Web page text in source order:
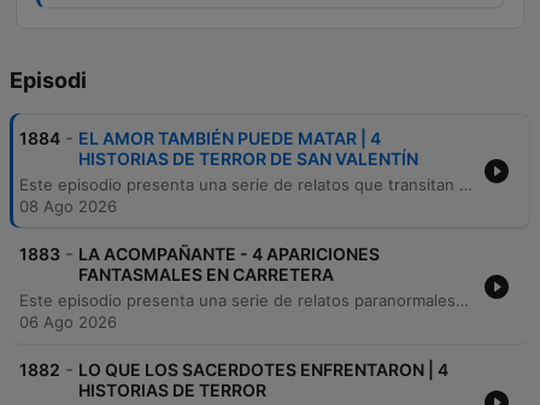
Episodi
1884 - EL AMOR TAMBIÉN PUEDE MATAR | 4
HISTORIAS DE TERROR DE SAN VALENTÍN
Este episodio presenta una serie de relatos que transitan entre el terror sobrenatural y la crónica romántica trágica. La primera parte explora leyendas urbanas de naturaleza macabra, incluyendo la historia de una joven fallecida en un accidente automovilístico que busca venganza, una niña con impulsos oscuros hacia su madre y un horno embrujado con consecuencias fatales. La segunda mitad del programa se aleja del horror para narrar la conmovedora historia real de José Fidel Cruz, conocido como el eterno enamorado de Hermosillo, Sonora. El relato detalla su devoción inquebrantable hacia una novia de cristal y cómo su amor trascendió la locura y la muerte.
08 Ago 2026
1883 - LA ACOMPAÑANTE - 4 APARICIONES
FANTASMALES EN CARRETERA
Este episodio presenta una serie de relatos paranormales ocurridos en carreteras y zonas rurales de México, incluyendo las visiones de un trailero desde su infancia y un encuentro sobrenatural con una difunta esposa durante un asalto. Asimismo, se exploran leyendas sobre carretas espectrales y apariciones cerca de cementerios.
06 Ago 2026
1882 - LO QUE LOS SACERDOTES ENFRENTARON | 4
HISTORIAS DE TERROR